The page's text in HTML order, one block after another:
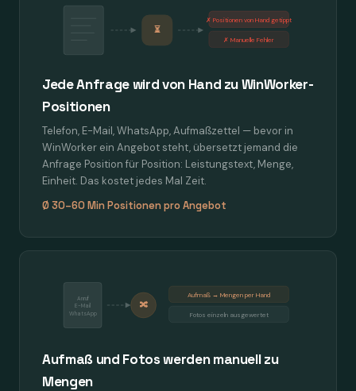
⏳
✗ Positionen von Hand getippt
✗ Manuelle Fehler
Jede Anfrage wird von Hand zu WinWorker-
Positionen
Telefon, E-Mail, WhatsApp, Aufmaßzettel — bevor in
WinWorker ein Angebot steht, übersetzt jemand die
Anfrage Position für Position: Leistungstext, Menge,
Einheit. Das kostet jedes Mal Zeit.
Ø 30–60 Min Positionen pro Angebot
Anruf
E-Mail
WhatsApp
🔀
Aufmaß → Mengen per Hand
Fotos einzeln ausgewertet
Aufmaß und Fotos werden manuell zu
Mengen